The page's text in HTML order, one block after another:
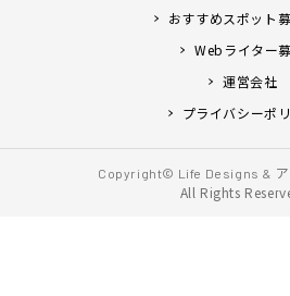
おすすめスポット
Webライター
運営会社
プライバシーポ
Copyright© Life Designs &
All Rights